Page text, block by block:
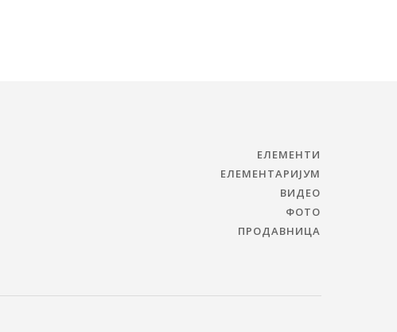
ЕЛЕМЕНТИ
ЕЛЕМЕНТАРИЈУМ
ВИДЕО
ФОТО
ПРОДАВНИЦА